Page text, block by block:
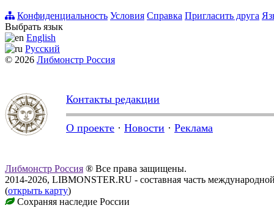
Конфиденциальность Условия Справка Пригласить друга
Выбрать язык
English
Русский
© 2026 Либмонстр Россия
Контакты редакции
О проекте · Новости · Реклама
Либмонстр Россия ® Все права защищены.
2014-2026, LIBMONSTER.RU - составная часть
(открыть карту)
Сохраняя наследие России